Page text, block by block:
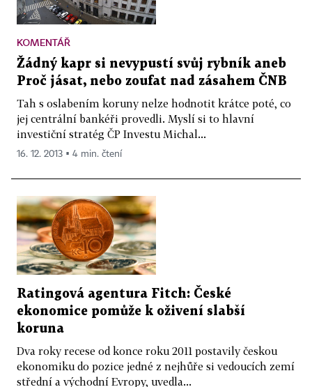
KOMENTÁŘ
Žádný kapr si nevypustí svůj rybník aneb
Proč jásat, nebo zoufat nad zásahem ČNB
Tah s oslabením koruny nelze hodnotit krátce poté, co
jej centrální bankéři provedli. Myslí si to hlavní
investiční stratég ČP Investu Michal...
16. 12. 2013 ▪ 4 min. čtení
Ratingová agentura Fitch: České
ekonomice pomůže k oživení slabší
koruna
Dva roky recese od konce roku 2011 postavily českou
ekonomiku do pozice jedné z nejhůře si vedoucích zemí
střední a východní Evropy, uvedla...